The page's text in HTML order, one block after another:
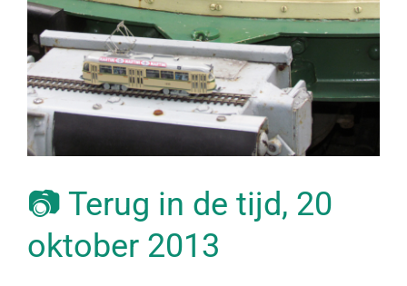
📷 Terug in de tijd, 20
oktober 2013